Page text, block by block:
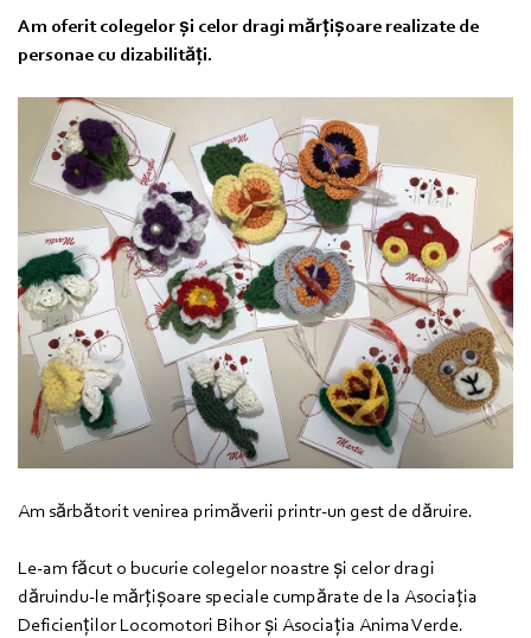
Am oferit colegelor și celor dragi mărțișoare realizate de
personae cu dizabilități.
Am sărbătorit venirea primăverii printr-un gest de dăruire.
Le-am făcut o bucurie colegelor noastre și celor dragi
dăruindu-le mărțișoare speciale cumpărate de la Asociația
Deficienților Locomotori Bihor și Asociația Anima Verde.